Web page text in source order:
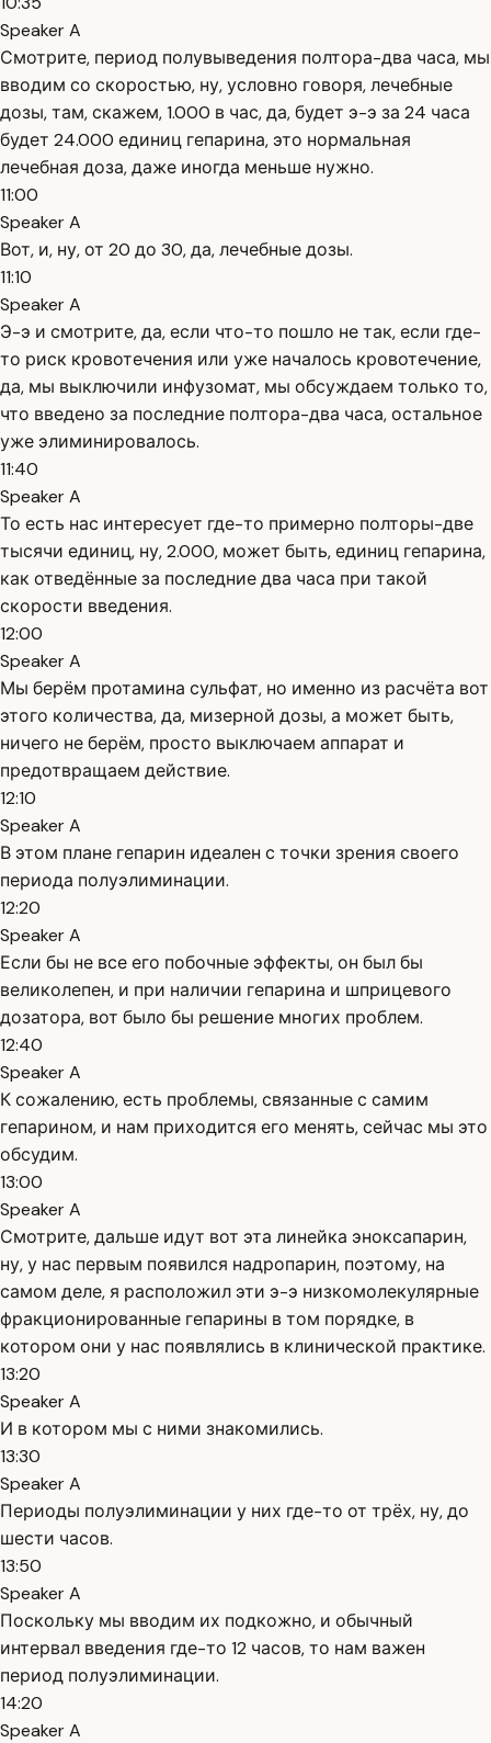
Speaker A
Смотрите, период полувыведения полтора-два часа, мы
вводим со скоростью, ну, условно говоря, лечебные
дозы, там, скажем, 1.000 в час, да, будет э-э за 24 часа
будет 24.000 единиц гепарина, это нормальная
лечебная доза, даже иногда меньше нужно.
11:00
Speaker A
Вот, и, ну, от 20 до 30, да, лечебные дозы.
11:10
Speaker A
Э-э и смотрите, да, если что-то пошло не так, если где-
то риск кровотечения или уже началось кровотечение,
да, мы выключили инфузомат, мы обсуждаем только то,
что введено за последние полтора-два часа, остальное
уже элиминировалось.
11:40
Speaker A
То есть нас интересует где-то примерно полторы-две
тысячи единиц, ну, 2.000, может быть, единиц гепарина,
как отведённые за последние два часа при такой
скорости введения.
12:00
Speaker A
Мы берём протамина сульфат, но именно из расчёта вот
этого количества, да, мизерной дозы, а может быть,
ничего не берём, просто выключаем аппарат и
предотвращаем действие.
12:10
Speaker A
В этом плане гепарин идеален с точки зрения своего
периода полуэлиминации.
12:20
Speaker A
Если бы не все его побочные эффекты, он был бы
великолепен, и при наличии гепарина и шприцевого
дозатора, вот было бы решение многих проблем.
12:40
Speaker A
К сожалению, есть проблемы, связанные с самим
гепарином, и нам приходится его менять, сейчас мы это
обсудим.
13:00
Speaker A
Смотрите, дальше идут вот эта линейка эноксапарин,
ну, у нас первым появился надропарин, поэтому, на
самом деле, я расположил эти э-э низкомолекулярные
фракционированные гепарины в том порядке, в
котором они у нас появлялись в клинической практике.
13:20
Speaker A
И в котором мы с ними знакомились.
13:30
Speaker A
Периоды полуэлиминации у них где-то от трёх, ну, до
шести часов.
13:50
Speaker A
Поскольку мы вводим их подкожно, и обычный
интервал введения где-то 12 часов, то нам важен
период полуэлиминации.
14:20
Speaker A